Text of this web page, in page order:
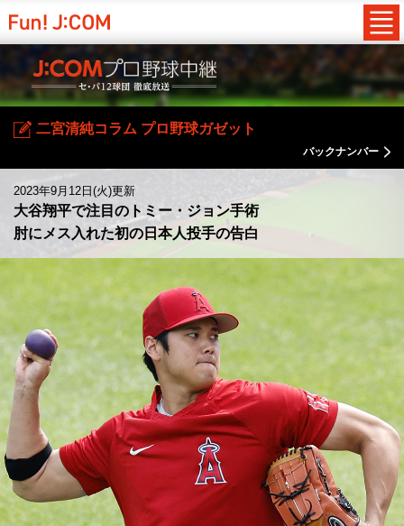
二宮清純コラム プロ野球ガゼット
バックナンバー
2023年9月12日(火)更新
大谷翔平で注目のトミー・ジョン手術
肘にメス入れた初の日本人投手の告白